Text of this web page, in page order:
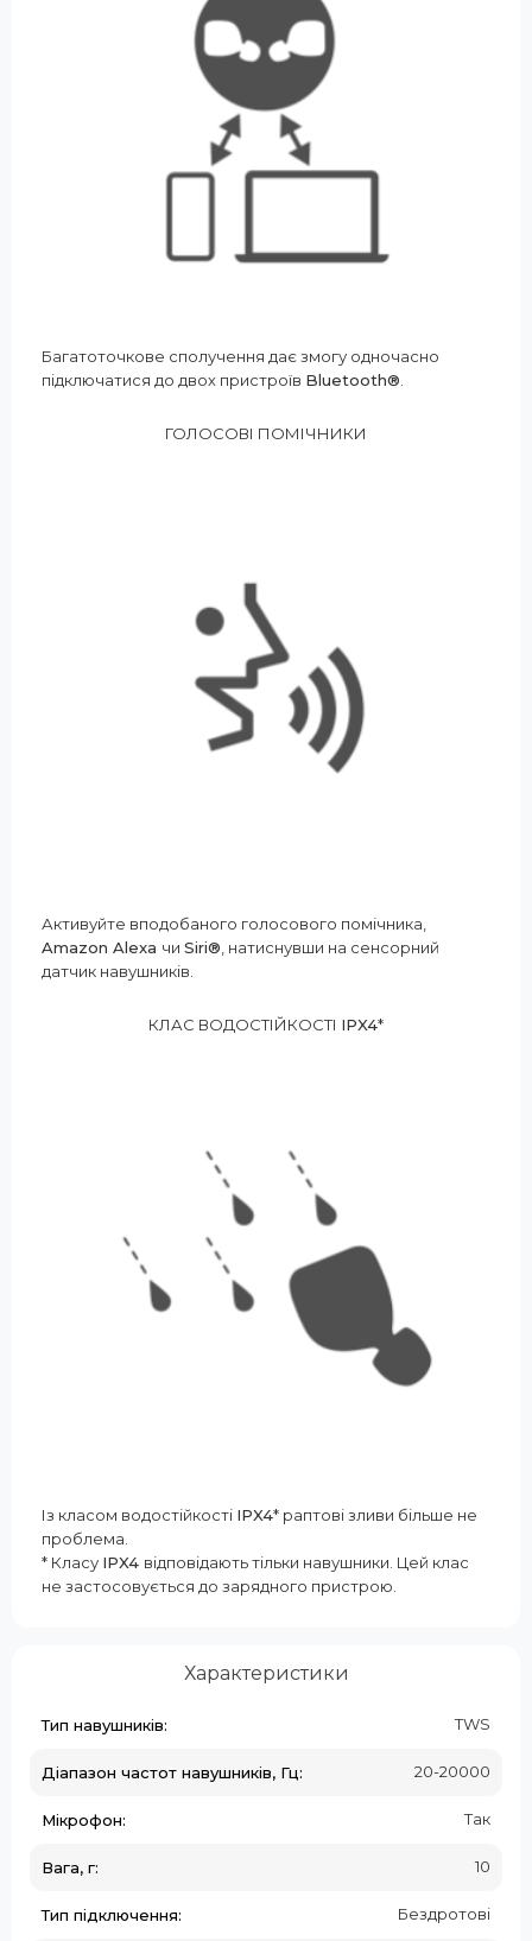
Багатоточкове сполучення дає змогу одночасно
підключатися до двох пристроїв Bluetooth®
ГОЛОСОВІ ПОМІЧНИКИ
Активуйте вподобаного голосового помічника,
Amazon Alexa чи Siri® , натиснувши на сенсорний
датчик навушників.
КЛАС ВОДОСТІЙКОСТІ IPX4*
Із класом водостійкості IPX4* раптові зливи більше не
проблема.
* Класу IPX4 відповідають тільки навушники. Цей клас
не застосовується до зарядного пристрою.
Характеристики
Тип навушників: TWS
Діапазон частот навушників, Гц: 20-20000
Мікрофон: Так
Вага, г: 10
Тип підключення: Бездротові